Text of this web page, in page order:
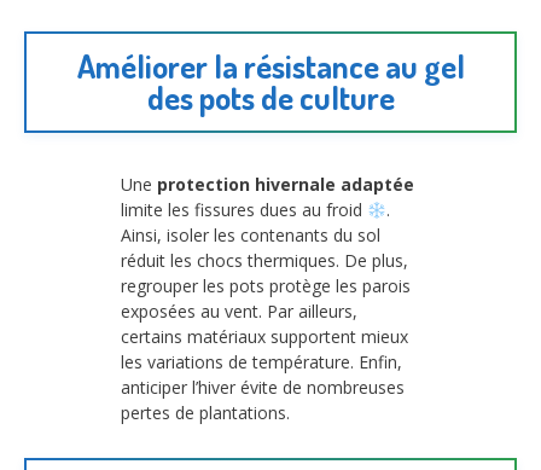
Améliorer la résistance au gel
des pots de culture
Une protection hivernale adaptée
limite les fissures dues au froid
.
Ainsi, isoler les contenants du sol
réduit les chocs thermiques. De plus,
regrouper les pots protège les parois
exposées au vent. Par ailleurs,
certains matériaux supportent mieux
les variations de température. Enfin,
anticiper l’hiver évite de nombreuses
pertes de plantations.